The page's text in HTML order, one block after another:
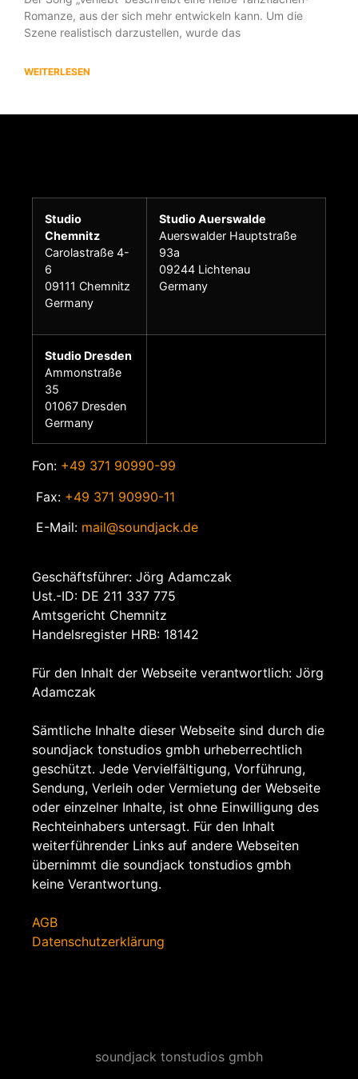
Romanze, aus der sich mehr entwickeln kann. Um die
Szene realistisch darzustellen, wurde das
WEITERLESEN
Studio
Chemnitz
Carolastraße 4-
6
09111 Chemnitz
Germany
Studio Auerswalde
Auerswalder Hauptstraße
93a
09244 Lichtenau
Germany
Studio Dresden
Ammonstraße
35
01067 Dresden
Germany
Fon: +49 371 90990-99
Fax: +49 371 90990-11
E-Mail: mail@soundjack.de
Geschäftsführer: Jörg Adamczak
Ust.-ID: DE 211 337 775
Amtsgericht Chemnitz
Handelsregister HRB: 18142
Für den Inhalt der Webseite verantwortlich: Jörg
Adamczak
Sämtliche Inhalte dieser Webseite sind durch die
soundjack tonstudios gmbh urheberrechtlich
geschützt. Jede Vervielfältigung, Vorführung,
Sendung, Verleih oder Vermietung der Webseite
oder einzelner Inhalte, ist ohne Einwilligung des
Rechteinhabers untersagt. Für den Inhalt
weiterführender Links auf andere Webseiten
übernimmt die soundjack tonstudios gmbh
keine Verantwortung.
AGB
Datenschutzerklärung
soundjack tonstudios gmbh